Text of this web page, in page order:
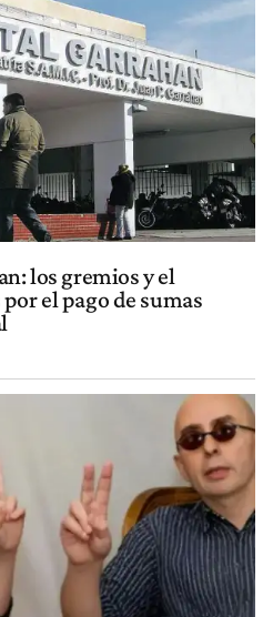
los gremios y el
el pago de sumas